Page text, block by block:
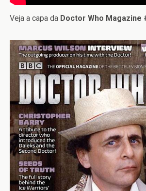
Veja a capa da Doctor Who Magazine